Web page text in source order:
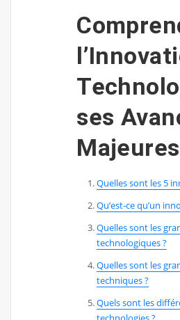
ses
Majeures
Quelles sont les 5
Qu’est-ce qu’un
Quelles sont les
technologiques ?
Quelles sont les
techniques ?
Quels sont les